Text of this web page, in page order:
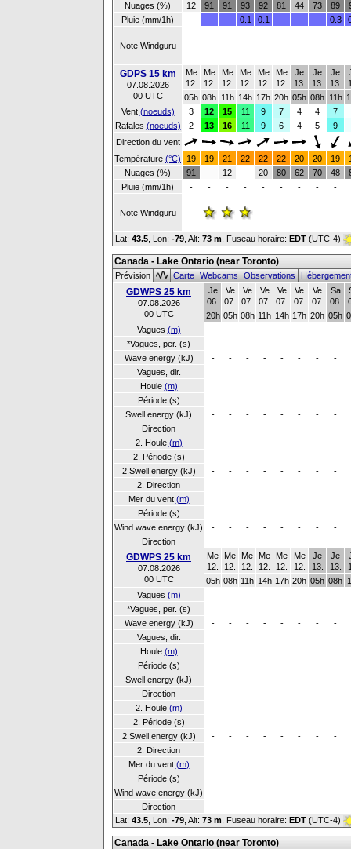
Nuages (%)
12 91 91 93 92 81 44 73 89
Pluie (mm/1h)
- 0.1 0.1 0.3
Note Windguru
GDPS 15 km
07.08.2026
00 UTC
Me
12.
Me
12.
Me
12.
Me
12.
Me
12.
Me
12.
Je
13.
Je
13.
Je
13.
05h 08h 11h 14h 17h 20h 05h 08h 11h
Vent (noeuds) 3 12 15 11 9 7 4 4
7
Rafales (noeuds) 2 13 16 11 9 6 4 5
9
Direction du vent
Température (°C) 19 19 21 22 22 22 20 20 19
Nuages (%)
91 12 20 80 62 70 48
Pluie (mm/1h)
- - - - - - - - -
Note Windguru
Lat: 43.5 , Lon: -79 Alt: 73 m , Fuseau horaire: EDT (UTC-4)
Canada - Lake Ontario (near Toronto)
Prévision CarteWebcamsObservations
GDWPS 25 km
07.08.2026
00 UTC
Je
06.
Ve
07.
Ve
07.
Ve
07.
Ve
07.
Ve
07.
Ve
07.
Sa
08.
20h 05h 08h 11h 14h 17h 20h 05h
Vagues (m)
*Vagues, per. (s)
Wave energy (kJ)
- - - - - - -
-
Vagues, dir.
Houle (m)
Période (s)
Swell energy (kJ)
- - - - - - -
-
Direction
2. Houle (m)
2. Période (s)
2.Swell energy (kJ)
- - - - - - -
-
2. Direction
Mer du vent (m)
Période (s)
Wind wave energy (kJ)
- - - - - - -
-
Direction
GDWPS 25 km
07.08.2026
00 UTC
Me
12.
Me
12.
Me
12.
Me
12.
Me
12.
Me
12.
Je
13.
Je
13.
05h 08h 11h 14h 17h 20h 05h 08h
Vagues (m)
*Vagues, per. (s)
Wave energy (kJ)
- - - - - - -
-
Vagues, dir.
Houle (m)
Période (s)
Swell energy (kJ)
- - - - - - -
-
Direction
2. Houle (m)
2. Période (s)
2.Swell energy (kJ)
- - - - - - -
-
2. Direction
Mer du vent (m)
Période (s)
Wind wave energy (kJ)
- - - - - - -
-
Direction
Lat: 43.5 , Lon: -79 Alt: 73 m , Fuseau horaire: EDT (UTC-4)
Canada - Lake Ontario (near Toronto)